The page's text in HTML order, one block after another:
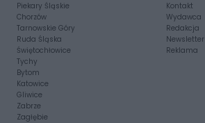
Piekary Śląskie
Chorzów
Tarnowskie Góry
Ruda Śląska
Świętochłowice
Tychy
Bytom
Katowice
Gliwice
Zabrze
Zagłębie
Kontakt
Wydawca
Redakcja
Newsletter
Reklama